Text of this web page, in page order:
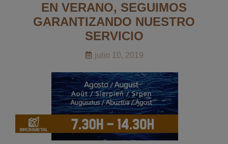
EN VERANO, SEGUIMOS
GARANTIZANDO NUESTRO
SERVICIO
julio 10, 2019